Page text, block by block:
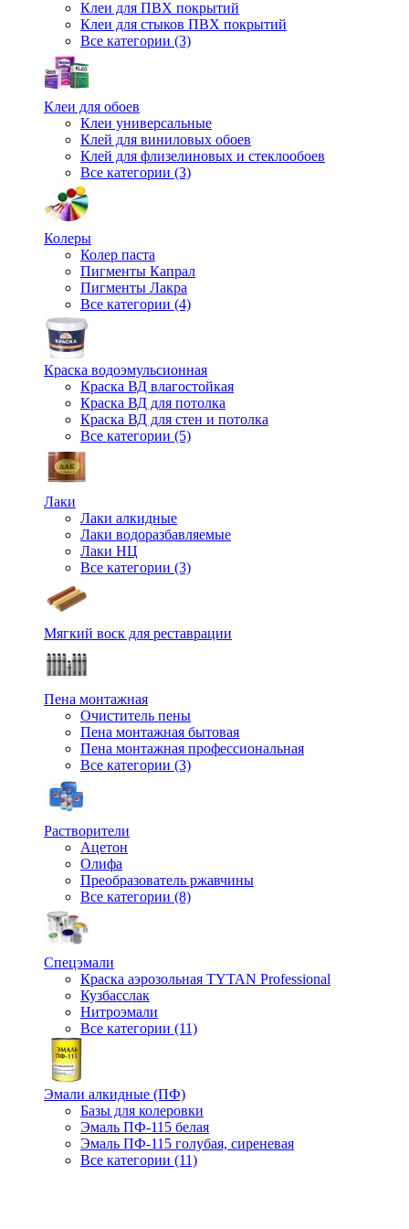
Клеи для ПВХ покрытий
Клеи для стыков ПВХ покрытий
Все категории (3)
Клеи для обоев
Клеи универсальные
Клей для виниловых обоев
Клей для флизелиновых и стеклообоев
Все категории (3)
Колеры
Колер паста
Пигменты Капрал
Пигменты Лакра
Все категории (4)
Краска водоэмульсионная
Краска ВД влагостойкая
Краска ВД для потолка
Краска ВД для стен и потолка
Все категории (5)
Лаки
Лаки алкидные
Лаки водоразбавляемые
Лаки НЦ
Все категории (3)
Мягкий воск для реставрации
Пена монтажная
Очиститель пены
Пена монтажная бытовая
Пена монтажная профессиональная
Все категории (3)
Растворители
Ацетон
Олифа
Преобразователь ржавчины
Все категории (8)
Спецэмали
Краска аэрозольная TYTAN Professional
Кузбасслак
Нитроэмали
Все категории (11)
Эмали алкидные (ПФ)
Базы для колеровки
Эмаль ПФ-115 белая
Эмаль ПФ-115 голубая, сиреневая
Все категории (11)